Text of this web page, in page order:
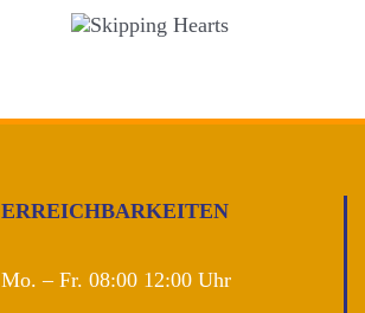
Skipping
ERREICHBARKEITEN
Mo. – Fr. 08:00 12:00 Uhr